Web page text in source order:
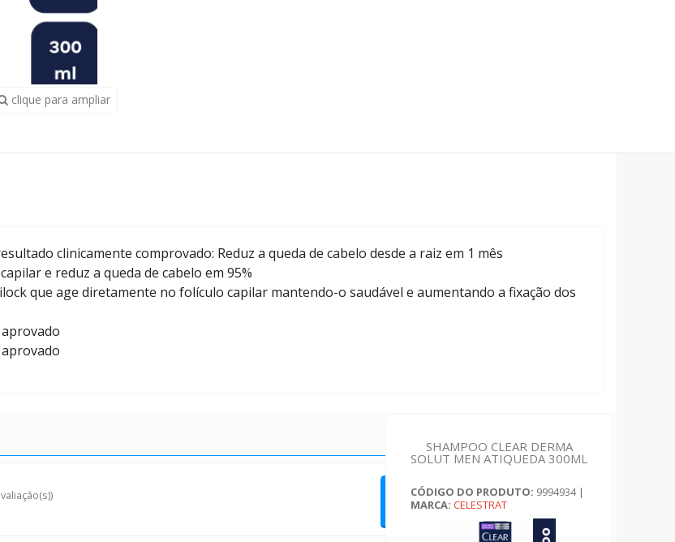
clique para ampliar
clinicamente comprovado: Reduz a queda de cabelo desde a raiz em 1 mês
e reduz a queda de cabelo em 95%
que age diretamente no folículo capilar mantendo-o saudável e aumentando a fixação dos
SHAMPOO CLEAR DERMA
SOLUT MEN ATIQUEDA 300ML
CÓDIGO DO PRODUTO: 9994934 |
MARCA: CELESTRAT
QUERO FAZER UMA AVALIAÇÃO